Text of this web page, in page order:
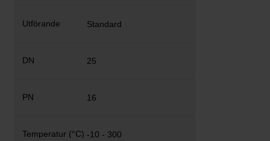
Standard
25
16
-10 - 300